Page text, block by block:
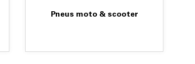
Pneus moto & scooter